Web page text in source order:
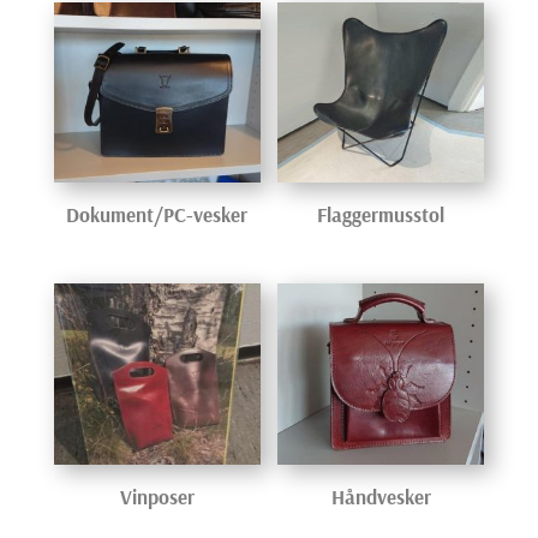
Dokument/PC-vesker Flaggermusstol
Vinposer Håndvesker